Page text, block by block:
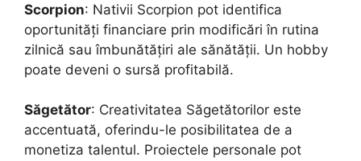
Scorpion: Nativii Scorpion pot identifica
oportunități financiare prin modificări în rutina
zilnică sau îmbunătățiri ale sănătății. Un hobby
poate deveni o sursă profitabilă.
Săgetător: Creativitatea Săgetătorilor este
accentuată, oferindu-le posibilitatea de a
monetiza talentul. Proiectele personale pot